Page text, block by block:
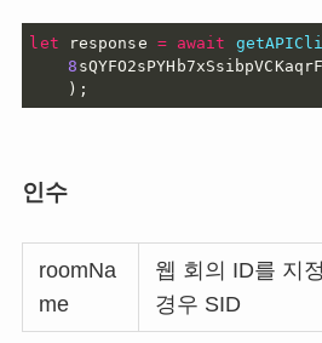
let response = await
8
) ;
인수
roomNa
me
웹 회의 ID를 지
경우 SID